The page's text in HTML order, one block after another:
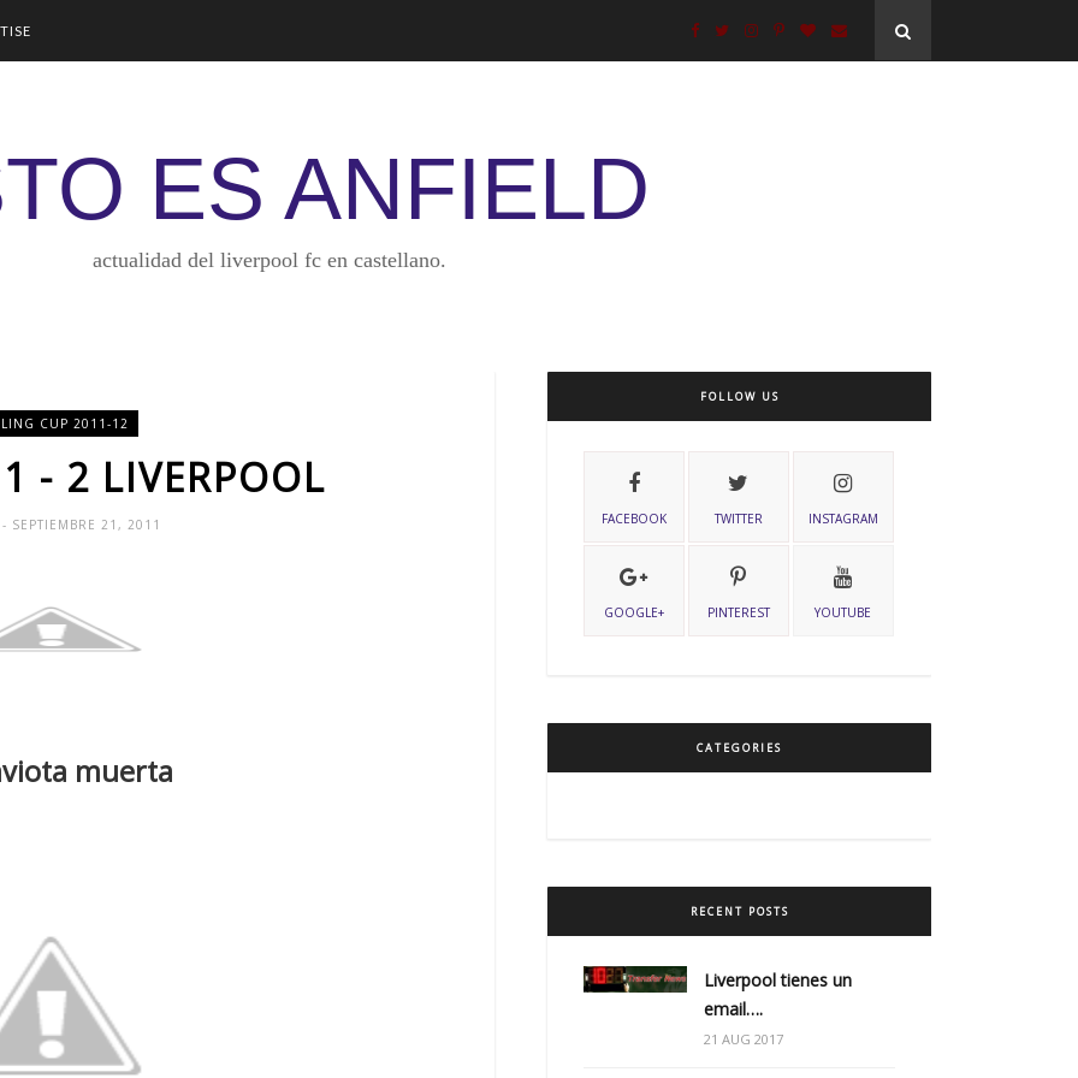
ES ANFIELD
actualidad del liverpool fc en castellano.
CUP 2011-12
- 2 LIVERPOOL
- SEPTIEMBRE 21, 2011
muerta
FOLLOW US
FACEBOOK TWITTER INSTAGRAM
GOOGLE+ PINTEREST YOUTUBE
CATEGORIES
RECENT POSTS
Liverpool tienes un
email….
21 AUG 2017